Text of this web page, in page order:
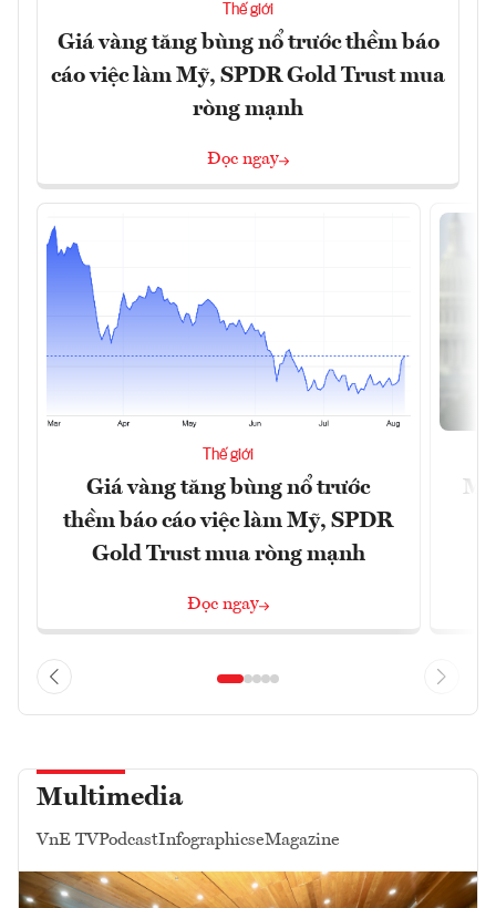
Thế giới
Giá vàng tăng bùng nổ trước thềm báo
cáo việc làm Mỹ, SPDR Gold Trust mua
ròng mạnh
Đọc ngay
Thế giới
Giá vàng tăng bùng nổ trước
thềm báo cáo việc làm Mỹ, SPDR
Gold Trust mua ròng mạnh
Đọc ngay
Multimedia
VnE TVPodcastInfographicseMagazine